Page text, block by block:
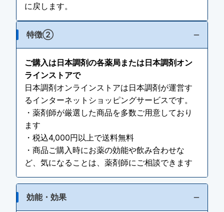
に戻します。
特徴②
ご購入は日本調剤の各薬局または日本調剤オン
ラインストアで
日本調剤オンラインストアは日本調剤が運営す
るインターネットショッピングサービスです。
・薬剤師が厳選した商品を多数ご用意しており
ます
・税込4,000円以上で送料無料
・商品ご購入時にお薬の効能や飲み合わせな
ど、気になることは、薬剤師にご相談できます
効能・効果